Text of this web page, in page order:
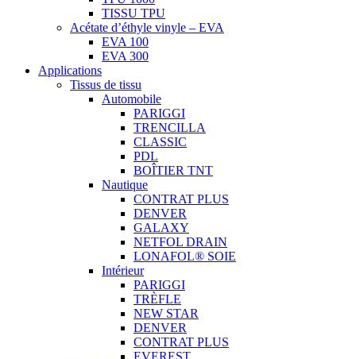
TISSU TPU
Acétate d’éthyle vinyle – EVA
EVA 100
EVA 300
Applications
Tissus de tissu
Automobile
PARIGGI
TRENCILLA
CLASSIC
PDL
BOÎTIER TNT
Nautique
CONTRAT PLUS
DENVER
GALAXY
NETFOL DRAIN
LONAFOL® SOIE
Intérieur
PARIGGI
TRÈFLE
NEW STAR
DENVER
CONTRAT PLUS
EVEREST